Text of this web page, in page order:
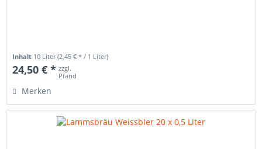
Inhalt 10 Liter(2,45 € * / 1 Liter)
24,50 € * zzgl.
Pfand
Merken